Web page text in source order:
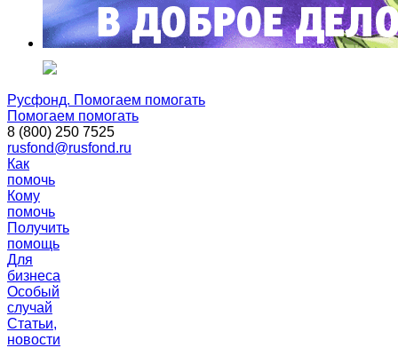
Русфонд. Помогаем помогать
Помогаем помогать
8 (800) 250 7525
rusfond@rusfond.ru
Как
помочь
Кому
помочь
Получить
помощь
Для
бизнеса
Особый
случай
Статьи,
новости